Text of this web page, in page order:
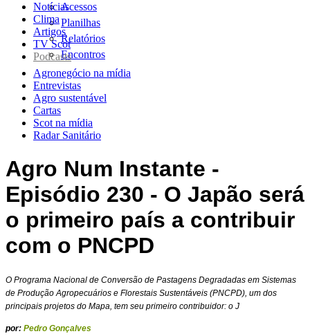
Acessos
Planilhas
Relatórios
Encontros
Notícias
Clima
Artigos
TV Scot
Podcasts
Agronegócio na mídia
Entrevistas
Agro sustentável
Cartas
Scot na mídia
Radar Sanitário
Agro Num Instante -
Episódio 230 - O Japão será
o primeiro país a contribuir
com o PNCPD
O Programa Nacional de Conversão de Pastagens Degradadas em Sistemas
de Produção Agropecuários e Florestais Sustentáveis (PNCPD), um dos
principais projetos do Mapa, tem seu primeiro contribuidor: o J
por: Pedro Gonçalves